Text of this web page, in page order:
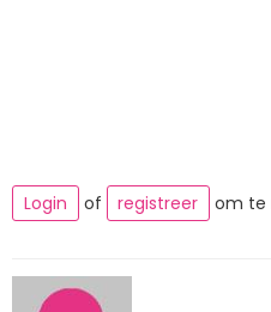
Login
of registreer om te